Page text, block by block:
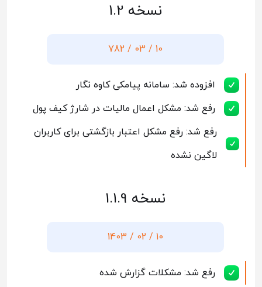
نسخه 1.2
10 / 03 / 782
افزوده شد: سامانه پیامکی کاوه نگار
رفع شد: مشکل اعمال مالیات در شارژ کیف پول
رفع شد: رفع مشکل اعتبار بازگشتی برای کاربران
لاگین نشده
نسخه 1.1.9
10 / 02 / 1403
رفع شد: مشکلات گزارش شده